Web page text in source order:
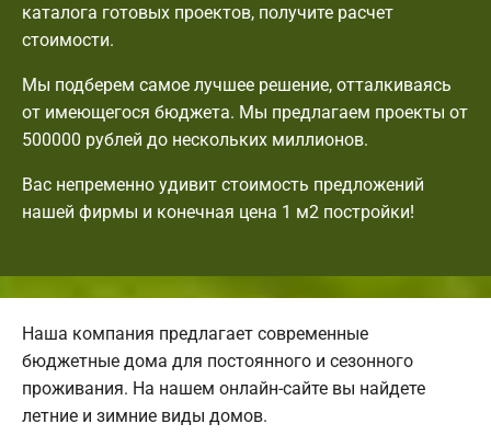
каталога готовых проектов, получите расчет
стоимости.
Мы подберем самое лучшее решение, отталкиваясь
от имеющегося бюджета. Мы предлагаем проекты от
500000 рублей до нескольких миллионов.
Вас непременно удивит стоимость предложений
нашей фирмы и конечная цена 1 м2 постройки!
Наша компания предлагает современные
бюджетные дома для постоянного и сезонного
проживания. На нашем онлайн-сайте вы найдете
летние и зимние виды домов.